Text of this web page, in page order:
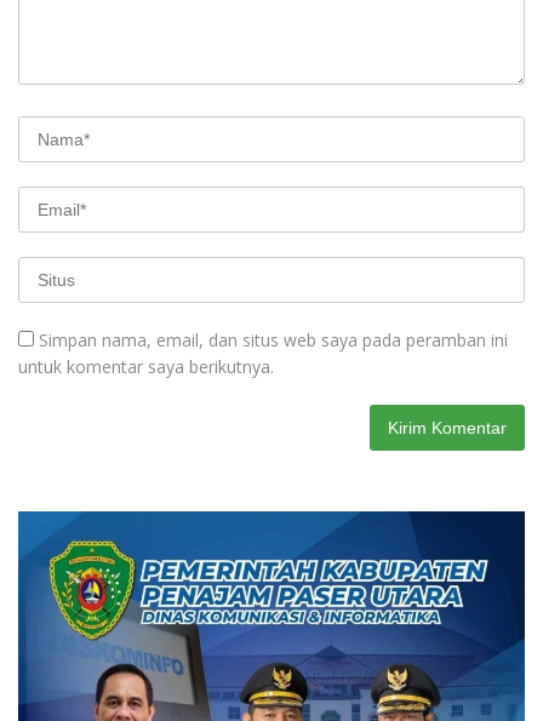
Simpan nama, email, dan situs web saya pada peramban ini
untuk komentar saya berikutnya.